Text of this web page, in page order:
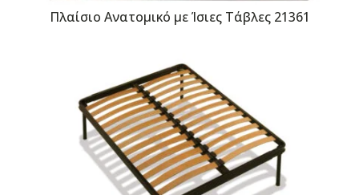
Πλαίσιο Ανατομικό με Ίσιες Τάβλες 21361